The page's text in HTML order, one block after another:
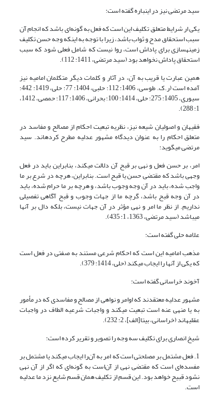
سید مرتضی نیز در این‎باره گفته است:
یکی ار شرایط متعلق تکلیف این است که فعل به گونه‌ای باشد که انجام آن
سبب استحقاق مدح و ثواب باشد، زیرا با توجه به این‎که وجه حسن تکلیف
زمینه‏سازی برای پاداش است، روا نیست که شامل فعلی شود که سبب
استحقاق پاداش نخواهد بود (سید مرتضی، 1411: 112).
همین عبارت یا قریب به آن، در آثار و کلمات دیگر متکلمان امامیه نیز
آمده است (ر.ک. طوسی، 1406: 112؛ حلبی، 1404: 77؛ حلی، 1419: 442؛
سیوری، 1405: 275؛ حلی، 1414: 100؛ بحرانی، 1406: 117؛ حمصی، 1412،
1: 288).
فقیهان و اصولیان شیعه نیز، نظریه تبعیت احکام از مصالح و مفاسد در
متعلق احکام را به عنوان دیدگاه مشهور عدلیه مطرح کرده‎اند. سید
مرتضی می‏گوید:
امر، بر حسن فعل و نهی بر قبح آن دلالت می‏کند، بنابراین باید در فعل
وجهی باشد که مقتضی حسن یا قبح است. بنابراین، هرچه در شرع بر ما
واجب شده، باید در آن وجه وجوب باشد، و هرچه بر ما حرام شده، باید
در آن وجه قبح باشد، گرچه ما از جهات وجوب و قبح آگاهی تفصیلی
نداریم. از نظر ما امر و نهی مؤثر در آن جهات نیست، بلکه دال بر آنها
می‎باشد (سید مرتضی، 1363، 1: 435).
علامه حلی گفته است:
مذهب امامیه این است که احکام شرعی مستند به صفتی در فعل است
که یکی از آنها را ایجاب می‏کند (حلی، 1414: 379).
آخوند خراسانی گفته است:
مشهور عدلیه معتقدند که اوامر و نواهی از مصالح و مفاسدی که در مأمور
به یا منهی عنه است تبعیت می‏کند و واجبات شرعیه الطاف در واجبات
عقلیه‎اند (خراسانی، بی‏تا[الف]، 2: 232).
شیخ انصاری برای تکلیف سه وجه را تصویر و تقریر کرده است:
1. فعل مشتمل بر مصلحتی است که امر به آن‌را ایجاب می‏کند یا مشتمل بر
مفسده‌ای است که مقتضی نهی از آن‌است به گونه‌ای که اگر از آن نهی
نشود قبیح خواهد بود. این قسم از تکلیف همان قسم شایع نزد ما عدلیه
است.